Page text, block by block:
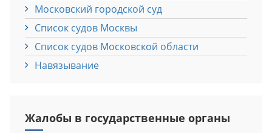
Московский городской суд
Список судов Москвы
Список судов Московской области
Навязывание
Жалобы в государственные органы